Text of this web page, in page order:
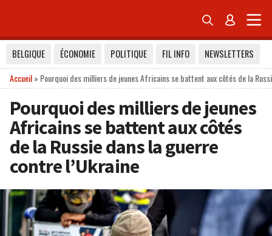
 
BELGIQUE ÉCONOMIE POLITIQUE FIL INFO
NEWSLETTERS
Accueil» Pourquoi des milliers de jeunes Africains se battent aux côtés de la
Pourquoi des milliers de jeunes
Africains se battent aux côtés
de la Russie dans la guerre
contre l’Ukraine